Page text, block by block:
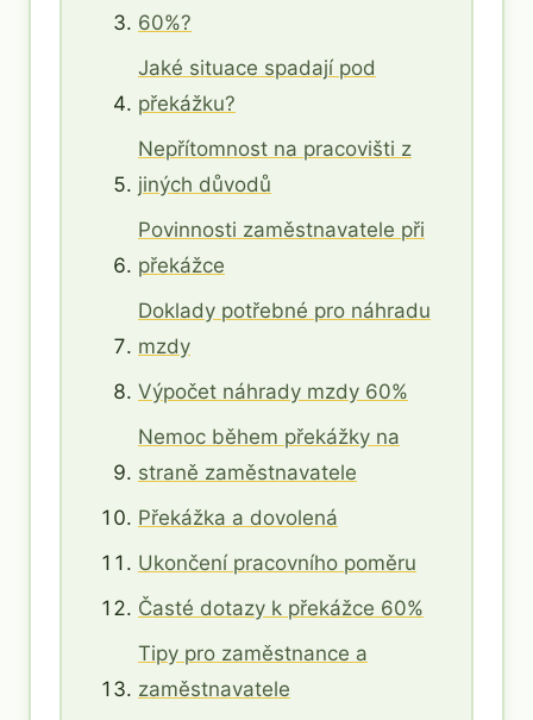
60%?
Jaké situace spadají pod
překážku?
Nepřítomnost na pracovišti z
jiných důvodů
Povinnosti zaměstnavatele při
překážce
Doklady potřebné pro náhradu
mzdy
Výpočet náhrady mzdy 60%
Nemoc během překážky na
straně zaměstnavatele
Překážka a dovolená
Ukončení pracovního poměru
Časté dotazy k překážce 60%
Tipy pro zaměstnance a
zaměstnavatele